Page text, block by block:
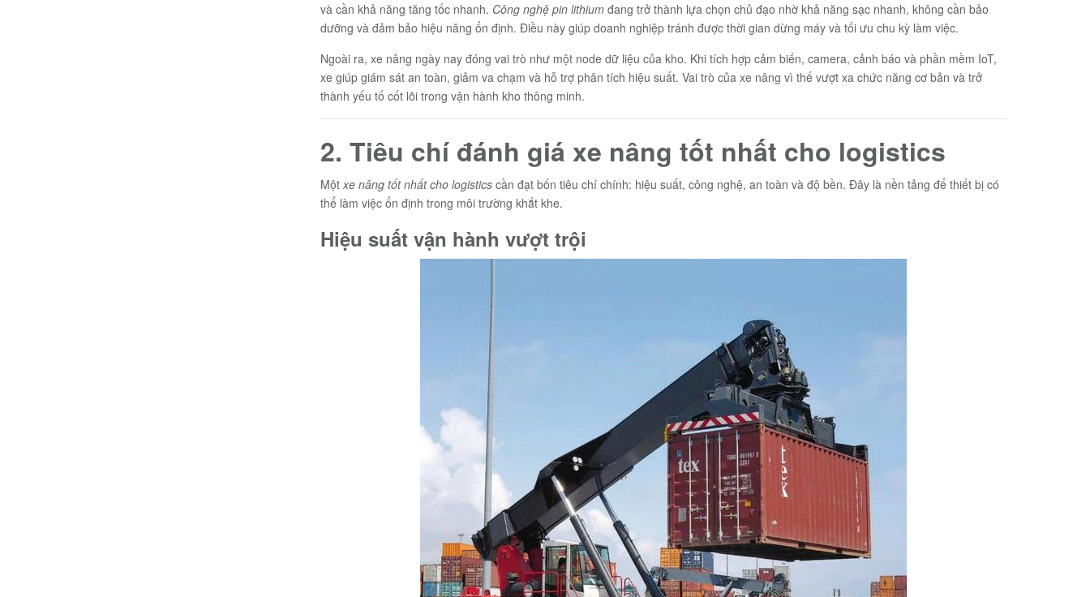
và cần khả năng tăng tốc nhanh. Công nghệ pin lithiumđang trở thành lựa chọn chủ đạo nhờ khả năng sạc nhanh, không cần bảo
dưỡng và đảm bảo hiệu năng ổn định. Điều này giúp doanh nghiệp tránh được thời gian dừng máy và tối ưu chu kỳ làm việc.
Ngoài ra, xe nâng ngày nay đóng vai trò như một node dữ liệu của kho. Khi tích hợp cảm biến, camera, cảnh báo và phần mềm IoT,
xe giúp giám sát an toàn, giảm va chạm và hỗ trợ phân tích hiệu suất. Vai trò của xe nâng vì thế vượt xa chức năng cơ bản và trở
thành yếu tố cốt lõi trong vận hành kho thông minh.
2. Tiêu chí đánh giá xe nâng tốt nhất cho logistics
Một xe nâng tốt nhất cho logisticscần đạt bốn tiêu chí chính: hiệu suất, công nghệ, an toàn và độ bền. Đây là nền tảng để thiết bị có
thể làm việc ổn định trong môi trường khắt khe.
Hiệu suất vận hành vượt trội